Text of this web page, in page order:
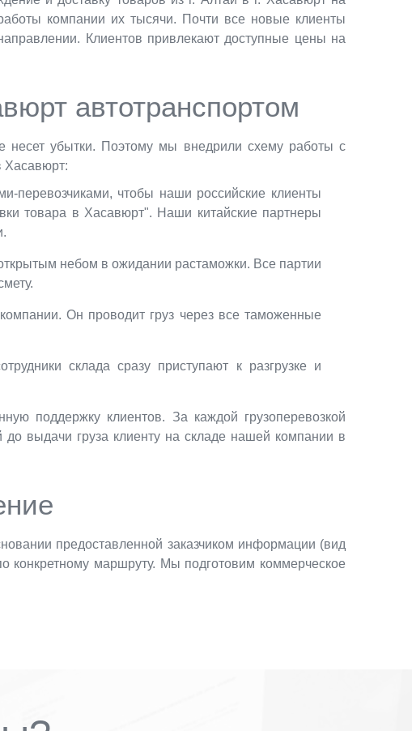
компании их тысячи. Почти все новые клиенты
Клиентов привлекают доступные цены на
автотранспортом
убытки. Поэтому мы внедрили схему работы с
Хасавюрт:
перевозчиками, чтобы наши российские клиенты
товара в Хасавюрт". Наши китайские партнеры
небом в ожидании растаможки. Все партии
Он проводит груз через все таможенные
склада сразу приступают к разгрузке и
поддержку клиентов. За каждой грузоперевозкой
выдачи груза клиенту на складе нашей компании в
предоставленной заказчиком информации (вид
конкретному маршруту. Мы подготовим коммерческое